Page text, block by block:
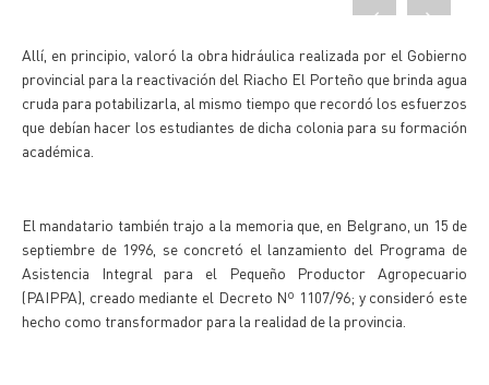
Allí, en principio, valoró la obra hidráulica realizada por el Gobierno
provincial para la reactivación del Riacho El Porteño que brinda agua
cruda para potabilizarla, al mismo tiempo que recordó los esfuerzos
que debían hacer los estudiantes de dicha colonia para su formación
académica.
El mandatario también trajo a la memoria que, en Belgrano, un 15 de
septiembre de 1996, se concretó el lanzamiento del Programa de
Asistencia Integral para el Pequeño Productor Agropecuario
(PAIPPA), creado mediante el Decreto Nº 1107/96; y consideró este
hecho como transformador para la realidad de la provincia.